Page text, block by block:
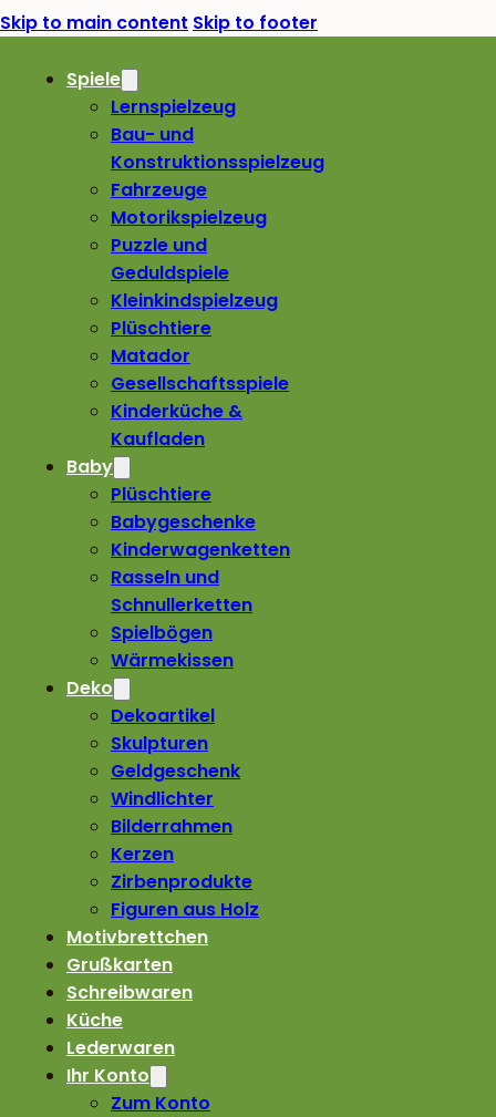
Skip to main content Skip to footer
Spiele
Lernspielzeug
Bau- und
Konstruktionsspielzeug
Fahrzeuge
Motorikspielzeug
Puzzle und
Geduldspiele
Kleinkindspielzeug
Plüschtiere
Matador
Gesellschaftsspiele
Kinderküche &
Kaufladen
Baby
Plüschtiere
Babygeschenke
Kinderwagenketten
Rasseln und
Schnullerketten
Spielbögen
Wärmekissen
Deko
Dekoartikel
Skulpturen
Geldgeschenk
Windlichter
Bilderrahmen
Kerzen
Zirbenprodukte
Figuren aus Holz
Motivbrettchen
Grußkarten
Schreibwaren
Küche
Lederwaren
Ihr Konto
Zum Konto